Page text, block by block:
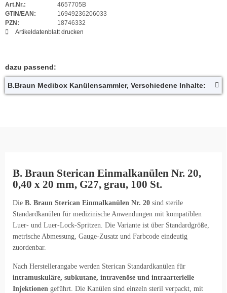
Art.Nr.:
4657705B
GTIN/EAN:
16949236206033
PZN:
18746332
Artikeldatenblatt drucken
dazu passend:
B.Braun Medibox Kanülensammler, Verschiedene Inhalte:
B. Braun Sterican Einmalkanülen Nr. 20,
0,40 x 20 mm, G27, grau, 100 St.
Die B. Braun Sterican Einmalkanülen Nr. 20 sind sterile
Standardkanülen für medizinische Anwendungen mit kompatiblen
Luer- und Luer-Lock-Spritzen. Die Variante ist über Standardgröße,
metrische Abmessung, Gauge-Zusatz und Farbcode eindeutig
zuordenbar.
Nach Herstellerangabe werden Sterican Standardkanülen für
intramuskuläre, subkutane, intravenöse und intraarterielle
Injektionen geführt. Die Kanülen sind einzeln steril verpackt, mit